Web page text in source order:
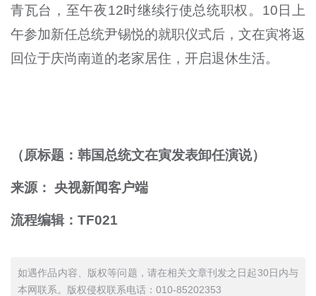
青瓦台，至午夜12时继续行使总统职权。10日上
午参加新任总统尹锡悦的就职仪式后，文在寅将返
回位于庆尚南道的老家居住，开启退休生活。
（原标题：韩国总统文在寅发表卸任演说）
来源： 央视新闻客户端
流程编辑：TF021
如遇作品内容、版权等问题，请在相关文章刊发之日起30日内与
本网联系。版权侵权联系电话：010-85202353